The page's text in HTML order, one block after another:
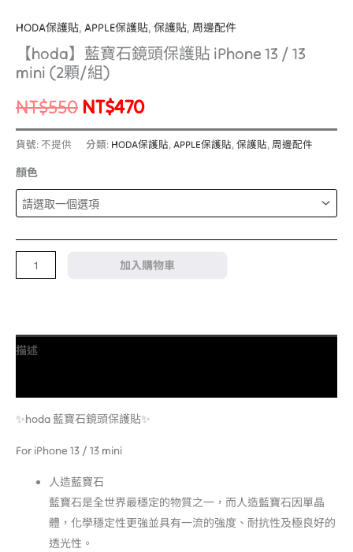
HODA保護貼, APPLE保護貼, 保護貼, 周邊配件
【hoda】藍寶石鏡頭保護貼 iPhone 13 / 13
mini (2顆/組)
NT$550 NT$470
貨號: 不提供 分類: HODA保護貼, APPLE保護貼, 保護貼, 周邊配件
顏色
加入購物車
描述
✨hoda 藍寶石鏡頭保護貼✨
For iPhone 13 / 13 mini
人造藍寶石
藍寶石是全世界最穩定的物質之一，而人造藍寶石因單晶
體，化學穩定性更強並具有一流的強度、耐抗性及極良好的
透光性。